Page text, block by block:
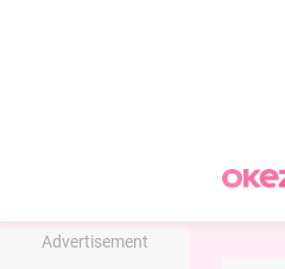
Advertisement